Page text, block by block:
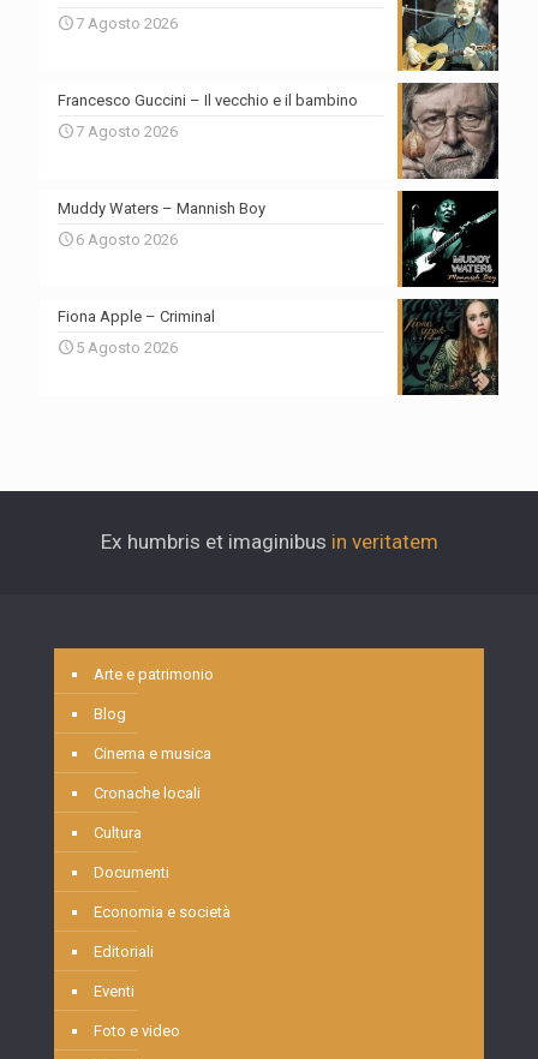
7 Agosto 2026
Francesco Guccini – Il vecchio e il bambino
7 Agosto 2026
Muddy Waters – Mannish Boy
6 Agosto 2026
Fiona Apple – Criminal
5 Agosto 2026
Ex humbris et imaginibus in veritatem
Arte e patrimonio
Blog
Cinema e musica
Cronache locali
Cultura
Documenti
Economia e società
Editoriali
Eventi
Foto e video